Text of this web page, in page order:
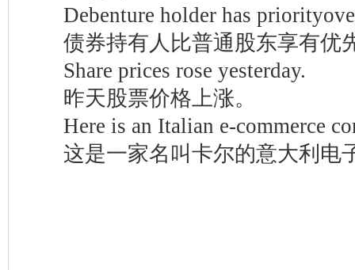
Debenture holder has
债券持有人比普通股东享有优
Share prices rose yesterday.
昨天股票价格上涨。
Here is an Italian e-commerce
这是一家名叫卡尔的意大利电